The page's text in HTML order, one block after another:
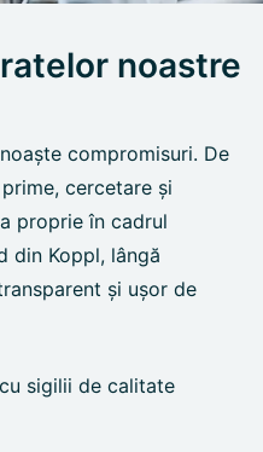
noastre
compromisuri. De
cercetare și
proprie în cadrul
din Koppl, lângă
și ușor de
sigilii de calitate